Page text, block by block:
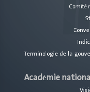
Comité
Terminologie de la
Académie